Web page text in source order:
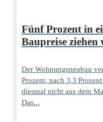
Fünf Prozent in
Baupreise ziehen
Der Wohnungsneubau
Prozent, nach 3,3
diesmal nicht aus dem
Das...